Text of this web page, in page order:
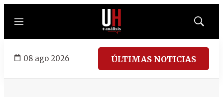
Menú
Mostrar
08 ago 2026 ÚLTIMAS NOTICIAS